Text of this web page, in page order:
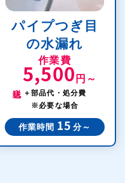
パイプつぎ目
の水漏れ
作業費
5,500 円～
＋部品代・処分費
※必要な場合
作業時間 15 分～